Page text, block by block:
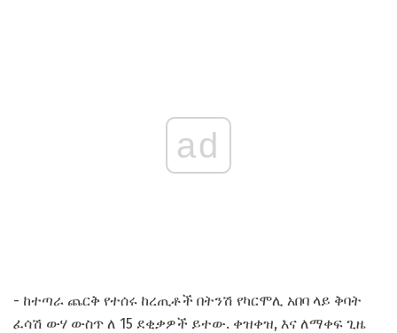
ad
- ከተጣራ ጨርቅ የተሰሩ ከረጢቶች በትንሽ የካርሞሊ አበባ ላይ ቅባት
ፈሳሽ ውሃ ውስጥ ለ 15 ደቂቃዎች ይተው. ቀዝቀዝ, እና ለማቀፍ ጊዜ